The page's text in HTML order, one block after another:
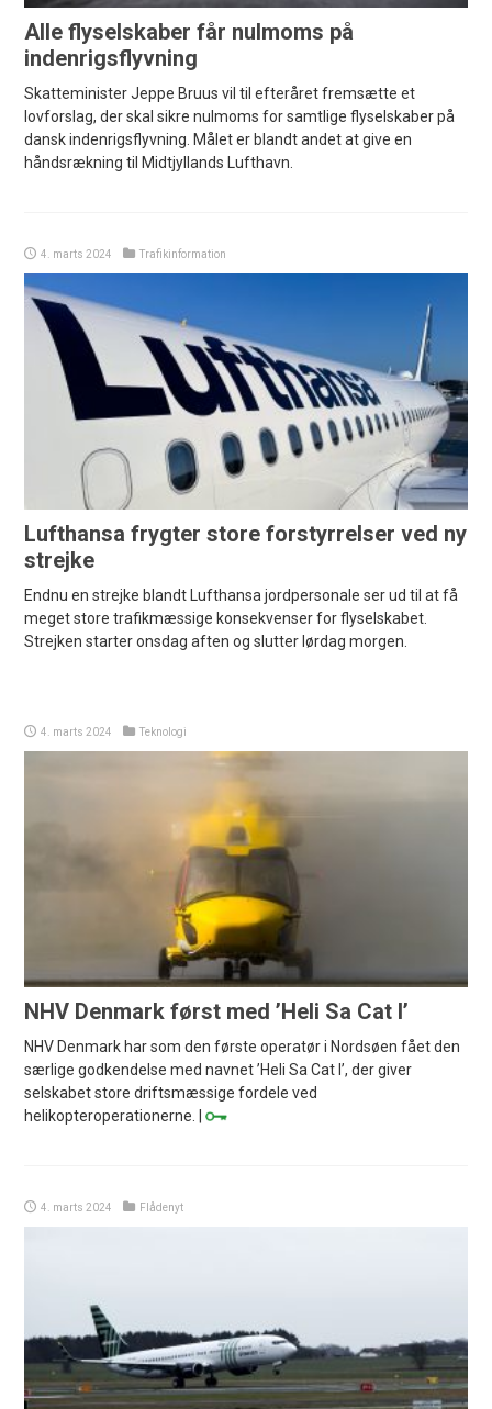
Alle flyselskaber får nulmoms på
indenrigsflyvning
Skatteminister Jeppe Bruus vil til efteråret fremsætte et
lovforslag, der skal sikre nulmoms for samtlige flyselskaber på
dansk indenrigsflyvning. Målet er blandt andet at give en
håndsrækning til Midtjyllands Lufthavn.
4. marts 2024 Trafikinformation
Lufthansa frygter store forstyrrelser ved ny
strejke
Endnu en strejke blandt Lufthansa jordpersonale ser ud til at få
meget store trafikmæssige konsekvenser for flyselskabet.
Strejken starter onsdag aften og slutter lørdag morgen.
4. marts 2024 Teknologi
NHV Denmark først med ’Heli Sa Cat I’
NHV Denmark har som den første operatør i Nordsøen fået den
særlige godkendelse med navnet ’Heli Sa Cat I’, der giver
selskabet store driftsmæssige fordele ved
helikopteroperationerne. |
4. marts 2024 Flådenyt